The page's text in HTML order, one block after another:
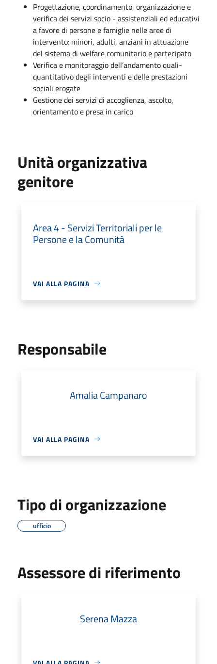
Progettazione, coordinamento, organizzazione e
verifica dei servizi socio - assistenziali ed educativi
a favore di persone e famiglie nelle aree di
intervento: minori, adulti, anziani in attuazione
del sistema di welfare comunitario e partecipato
Verifica e monitoraggio dell’andamento quali-
quantitativo degli interventi e delle prestazioni
sociali erogate
Gestione dei servizi di accoglienza, ascolto,
orientamento e presa in carico
Unità organizzativa
genitore
Area 4 - Servizi Territoriali per le
Persone e la Comunità
VAI ALLA PAGINA
Responsabile
Amalia Campanaro
VAI ALLA PAGINA
Tipo di organizzazione
ufficio
Assessore di riferimento
Serena Mazza